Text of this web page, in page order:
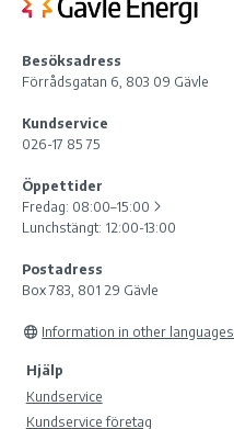
Besöksadress
Förrådsgatan 6, 803 09 Gävle
Kundservice
026-17 85 75
Öppettider
Fredag: 08:00–15:00
Lunchstängt: 12:00-13:00
Postadress
Box 783, 801 29 Gävle
Information in other languages
Hjälp
Kundservice
Kundservice företag